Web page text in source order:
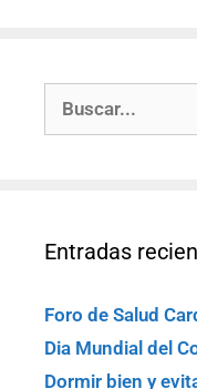
Entradas
Foro de Salud
Dia Mundial del
Dormir bien y